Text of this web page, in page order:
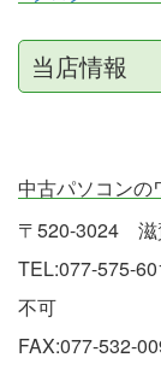
当店情報
中古パソコンの
〒520-3024
TEL:077-575-
不可
FAX:077-532-